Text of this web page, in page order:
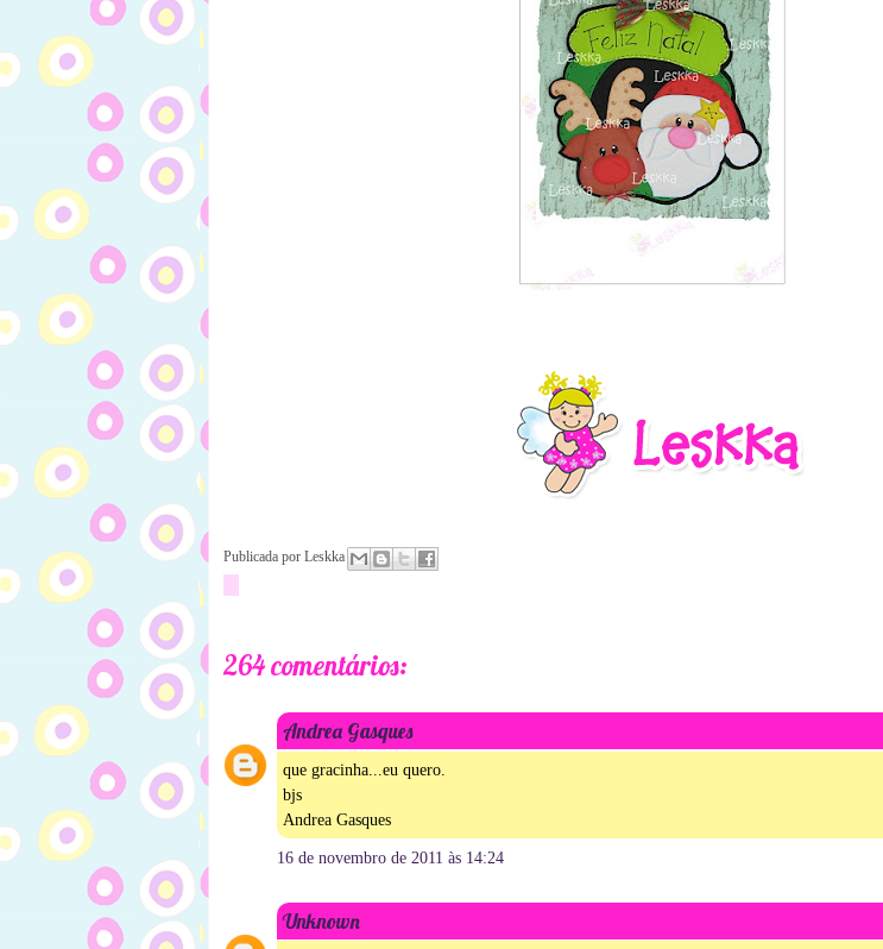
Publicada por Leskka
264 comentários:
Andrea Gasques
que gracinha...eu quero.
bjs
Andrea Gasques
16 de novembro de 2011 às 14:24
Unknown